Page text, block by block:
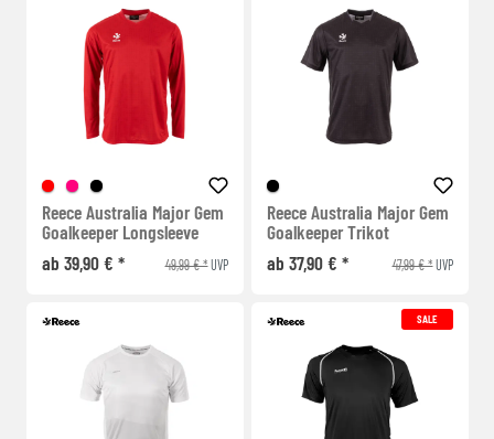
Reece Australia Major Gem
Goalkeeper Longsleeve
ab 39,90 € *
49,99 € *UVP
Reece Australia Major Gem
Goalkeeper Trikot
ab 37,90 € *
47,99 € *UVP
SALE